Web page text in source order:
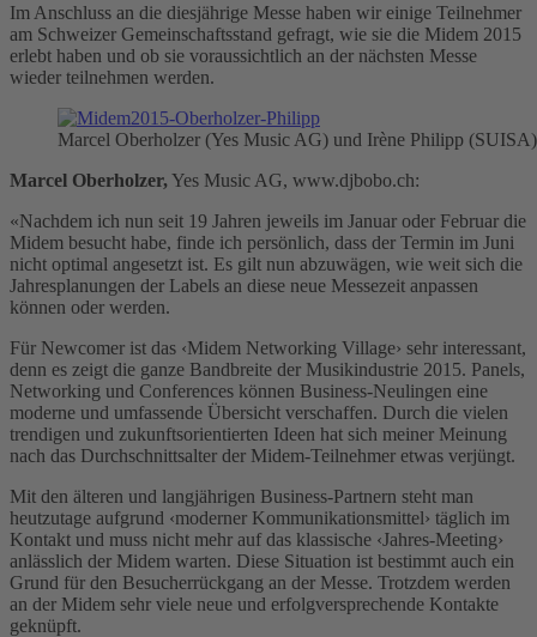
Im Anschluss an die diesjährige Messe haben wir einige Teilnehmer
am Schweizer Gemeinschaftsstand gefragt, wie sie die Midem 2015
erlebt haben und ob sie voraussichtlich an der nächsten Messe
wieder teilnehmen werden.
Marcel Oberholzer (Yes Music AG) und Irène Philipp
Marcel Oberholzer,Yes Music AG, www.djbobo.ch:
«Nachdem ich nun seit 19 Jahren jeweils im Januar oder Februar die
Midem besucht habe, finde ich persönlich, dass der Termin im Juni
nicht optimal angesetzt ist. Es gilt nun abzuwägen, wie weit sich die
Jahresplanungen der Labels an diese neue Messezeit anpassen
können oder werden.
Für Newcomer ist das ‹Midem Networking Village› sehr interessant,
denn es zeigt die ganze Bandbreite der Musikindustrie 2015. Panels,
Networking und Conferences können Business-Neulingen eine
moderne und umfassende Übersicht verschaffen. Durch die vielen
trendigen und zukunftsorientierten Ideen hat sich meiner Meinung
nach das Durchschnittsalter der Midem-Teilnehmer etwas verjüngt.
Mit den älteren und langjährigen Business-Partnern steht man
heutzutage aufgrund ‹moderner Kommunikationsmittel› täglich im
Kontakt und muss nicht mehr auf das klassische ‹Jahres-Meeting›
anlässlich der Midem warten. Diese Situation ist bestimmt auch ein
Grund für den Besucherrückgang an der Messe. Trotzdem werden
an der Midem sehr viele neue und erfolgversprechende Kontakte
geknüpft.